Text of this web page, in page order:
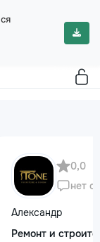
0,0
нет
Александр
Ремонт и